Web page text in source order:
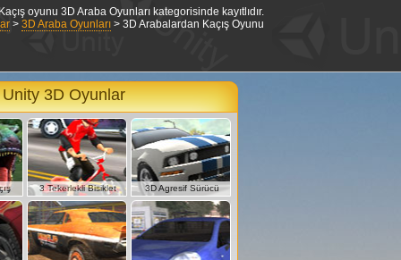
oyunu 3D Araba Oyunları kategorisinde kayıtlıdır.
> 3D Araba Oyunları > 3D Arabalardan Kaçış Oyunu
3D Oyunlar
3 Tekerlekli Bisiklet
Yarışı
3D Agresif Sürücü